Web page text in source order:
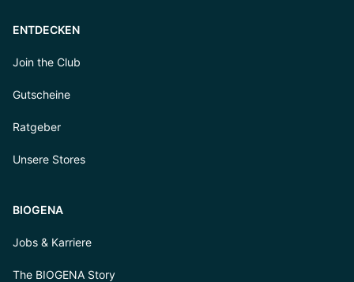
ENTDECKEN
Join the Club
Gutscheine
Ratgeber
Unsere Stores
BIOGENA
Jobs & Karriere
The BIOGENA Story